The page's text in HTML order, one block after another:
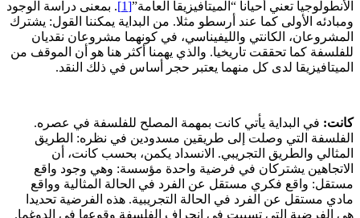
الأنطولوجيا تعني أحيانا “الميتافيزيقا العامة”[1]
. بمعنى دراسة الوجود
ومبادئه الأولى كما عند أرسطو مثلا. من البداية يمكننا القول: يشترك
المشروعان، الكانتي والليفيناسي، في كونهما مشروعان نقديان
للفلسفة كما تحققت تاريخيا. والذي يهمنا أكثر هنا هو أن الموقف من
الميتافيزيقا لدى كل منهما يعتبر حجر أساس في ذلك النقد.
كانت: في البداية يأتي كانت بمهمة المصلح للفلسفة في عصره.
الفلسفة التي وصلت إلى طريقين مسدودين في نظره: الطريق
المثالي والطريق التجريبي. الانسداد يكمن، بحسب كانت، أن
الاتجاهين يشتركان في فرضية واحدة مؤسسة: وهي وجود واقع
مستقل: واقع فكري مستقل عن الفرد في الحالة المثالية وواقع
مادي مستقل عن الفرد في الحالة التجريبية. هذه الفرضية تحديدا
هي الفرضية التي تسببت في انحراف الفلسفة وقوعها في الدوغما.